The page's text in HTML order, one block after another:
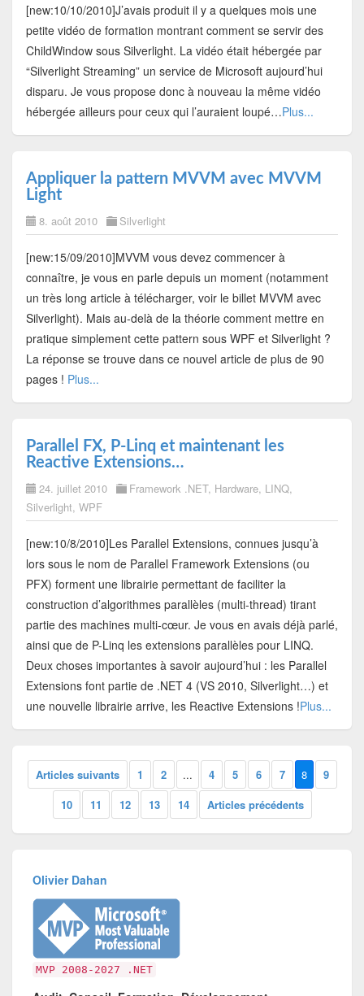
[new:10/10/2010]J’avais produit il y a quelques mois une
petite vidéo de formation montrant comment se servir des
ChildWindow sous Silverlight. La vidéo était hébergée par
“Silverlight Streaming” un service de Microsoft aujourd’hui
disparu. Je vous propose donc à nouveau la même vidéo
hébergée ailleurs pour ceux qui l’auraient loupé…Plus...
Appliquer la pattern MVVM avec MVVM
Light
8. août 2010 Silverlight
[new:15/09/2010]MVVM vous devez commencer à
connaître, je vous en parle depuis un moment (notamment
un très long article à télécharger, voir le billet MVVM avec
Silverlight). Mais au-delà de la théorie comment mettre en
pratique simplement cette pattern sous WPF et Silverlight ?
La réponse se trouve dans ce nouvel article de plus de 90
pages ! Plus...
Parallel FX, P-Linq et maintenant les
Reactive Extensions…
24. juillet 2010 Framework .NET, Hardware, LINQ,
Silverlight, WPF
[new:10/8/2010]Les Parallel Extensions, connues jusqu’à
lors sous le nom de Parallel Framework Extensions (ou
PFX) forment une librairie permettant de faciliter la
construction d’algorithmes parallèles (multi-thread) tirant
partie des machines multi-cœur. Je vous en avais déjà parlé,
ainsi que de P-Linq les extensions parallèles pour LINQ.
Deux choses importantes à savoir aujourd’hui : les Parallel
Extensions font partie de .NET 4 (VS 2010, Silverlight…) et
une nouvelle librairie arrive, les Reactive Extensions !Plus...
Articles suivants 1 2 ... 4 5 6 7 8
9
10
11 12 13 14 Articles précédents
Olivier Dahan
MVP 2008-2027 .NET